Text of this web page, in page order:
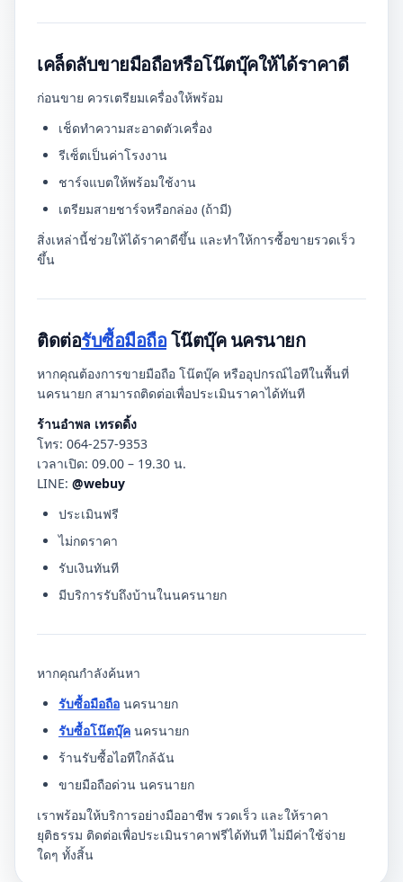
เคล็ดลับขายมือถือหรือโน๊ตบุ๊คให้ได้ราคาดี
ก่อนขาย ควรเตรียมเครื่องให้พร้อม
เช็ดทำความสะอาดตัวเครื่อง
รีเซ็ตเป็นค่าโรงงาน
ชาร์จแบตให้พร้อมใช้งาน
เตรียมสายชาร์จหรือกล่อง (ถ้ามี)
สิ่งเหล่านี้ช่วยให้ได้ราคาดีขึ้น และทำให้การซื้อขายรวดเร็ว
ขึ้น
ติดต่อรับซื้อมือถือโน๊ตบุ๊ค นครนายก
หากคุณต้องการขายมือถือ โน๊ตบุ๊ค หรืออุปกรณ์ไอทีในพื้นที่
นครนายก สามารถติดต่อเพื่อประเมินราคาได้ทันที
ร้านอำพล เทรดดิ้ง
โทร: 064-257-9353
เวลาเปิด: 09.00 – 19.30 น.
LINE: @webuy
ประเมินฟรี
ไม่กดราคา
รับเงินทันที
มีบริการรับถึงบ้านในนครนายก
หากคุณกำลังค้นหา
รับซื้อมือถือ นครนายก
รับซื้อโน๊ตบุ๊ค นครนายก
ร้านรับซื้อไอทีใกล้ฉัน
ขายมือถือด่วน นครนายก
เราพร้อมให้บริการอย่างมืออาชีพ รวดเร็ว และให้ราคา
ยุติธรรม ติดต่อเพื่อประเมินราคาฟรีได้ทันที ไม่มีค่าใช้จ่าย
ใดๆ ทั้งสิ้น